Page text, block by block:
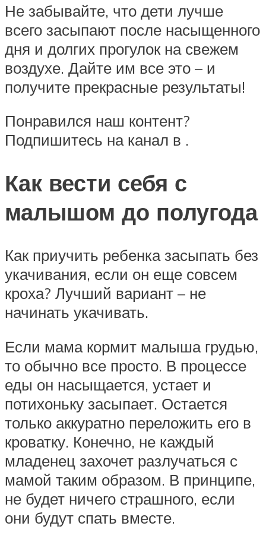
Не забывайте, что дети лучше
всего засыпают после насыщенного
дня и долгих прогулок на свежем
воздухе. Дайте им все это – и
получите прекрасные результаты!
Понравился наш контент?
Подпишитесь на канал в .
Как вести себя с
малышом до полугода
Как приучить ребенка засыпать без
укачивания, если он еще совсем
кроха? Лучший вариант – не
начинать укачивать.
Если мама кормит малыша грудью,
то обычно все просто. В процессе
еды он насыщается, устает и
потихоньку засыпает. Остается
только аккуратно переложить его в
кроватку. Конечно, не каждый
младенец захочет разлучаться с
мамой таким образом. В принципе,
не будет ничего страшного, если
они будут спать вместе.